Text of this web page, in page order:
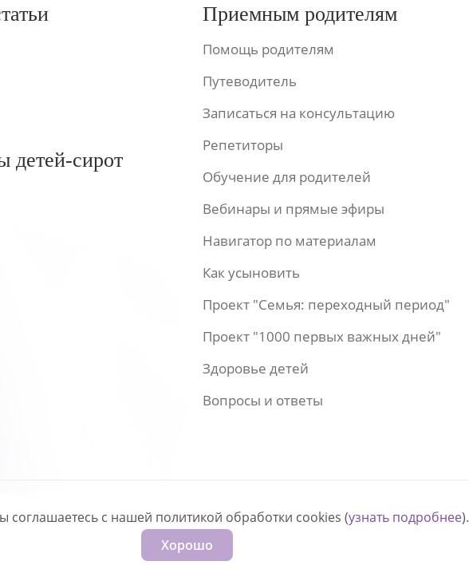
детей-сирот
Приемным родителям
Помощь родителям
Путеводитель
Записаться на консультацию
Репетиторы
Обучение для родителей
Вебинары и прямые эфиры
Навигатор по материалам
Как усыновить
Проект "Семья: переходный период"
Проект "1000 первых важных дней"
Здоровье детей
Вопросы и ответы
соглашаетесь с нашей политикой обработки cookies (узнать подробнее).
Хорошо